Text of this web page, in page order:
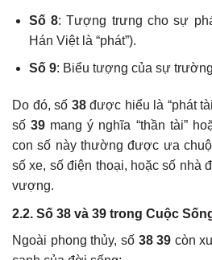
Số 8: Tượng trưng cho sự
Hán Việt là “phát”).
Số 9: Biểu tượng của sự
Do đó, số 38được hiểu là “phát
số39 mang ý nghĩa “thần tài”
con số này thường được ưa
số xe, số điện thoại, hoặc số nhà
vượng.
2.2. Số 38 và 39 trong Cuộc
Ngoài phong thủy, số 38 39 còn